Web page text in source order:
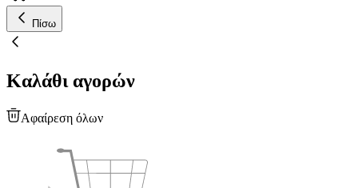
Πίσω
Καλάθι αγορών
Αφαίρεση όλων